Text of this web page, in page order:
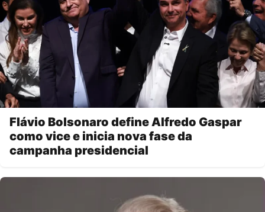
Flávio Bolsonaro define Alfredo Gaspar
como vice e inicia nova fase da
campanha presidencial